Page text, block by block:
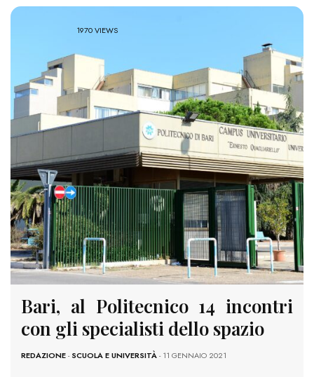
1970 VIEWS
Bari, al Politecnico 14 incontri
con gli specialisti dello spazio
REDAZIONE-SCUOLA E UNIVERSITÀ- 11 GENNAIO 2021